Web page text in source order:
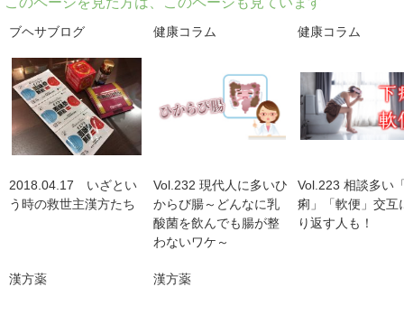
ブヘサブログ
2018.04.17 いざとい
う時の救世主漢方たち
健康コラム
Vol.232 現代人に多いひ
からび腸～どんなに乳
酸菌を飲んでも腸が整
わないワケ～
健康コラム
Vol.223 相談多い
痢」「軟便」交互
り返す人も！
漢方薬 漢方薬